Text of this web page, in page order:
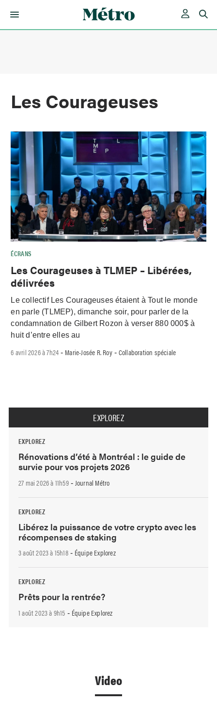
Les Courageuses
ÉCRANS
Les Courageuses à TLMEP – Libérées,
délivrées
Le collectif Les Courageuses étaient à Tout le monde
en parle (TLMEP), dimanche soir, pour parler de la
condamnation de Gilbert Rozon à verser 880 000$ à
huit d’entre elles au
6 avril 2026 à 7h24 - Marie-Josée R. Roy- Collaboration spéciale
EXPLOREZ
EXPLOREZ
Rénovations d’été à Montréal : le guide de
survie pour vos projets 2026
27 mai 2026 à 11h59- Journal Métro
EXPLOREZ
Libérez la puissance de votre crypto avec les
récompenses de staking
3 août 2023 à 15h18- Équipe Explorez
EXPLOREZ
Prêts pour la rentrée?
1 août 2023 à 9h15 - Équipe Explorez
Video